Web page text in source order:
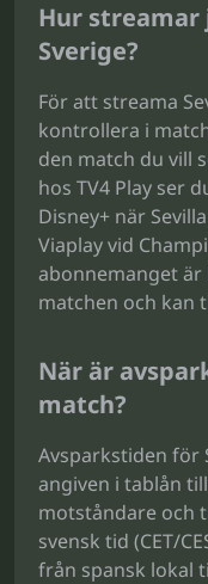
Hur streamar
Sverige?
För att streama
kontrollera i
den match du vill
hos TV4 Play ser
Disney+ när
Viaplay vid
abonnemanget
matchen och kan
När är
match?
Avsparkstiden för
angiven i tablån
motståndare och
svensk tid (CET/
från spansk lokal